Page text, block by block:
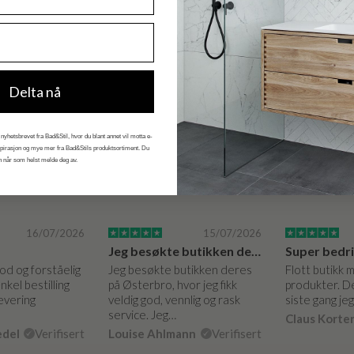
16/07/2026
og forståelig
bestilling
Verifisert
15/07/2026
Jeg besøkte butikken deres på Østerbro.
Jeg besøkte butikken deres
på Østerbro, hvor jeg fikk
veldig god, vennlig og rask
service. Jeg…
Louise Ahlmann
Verifisert
Flott butikk
produkter.
siste gang
Claus
Delta nå
fra Bad&Stil, hvor du blant annet vil motta e-
og mye mer fra Bad&Stils produktsortiment. Du
når som helst melde deg av.